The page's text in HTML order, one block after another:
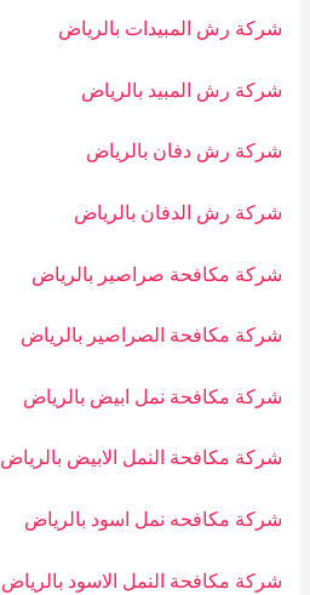
شركة رش المبيدات بالرياض
شركة رش المبيد بالرياض
شركة رش دفان بالرياض
شركة رش الدفان بالرياض
شركة مكافحة صراصير بالرياض
شركة مكافحة الصراصير بالرياض
شركة مكافحة نمل ابيض بالرياض
شركة مكافحة النمل الابيض بالرياض
شركة مكافحه نمل اسود بالرياض
شركة مكافحة النمل الاسود بالرياض